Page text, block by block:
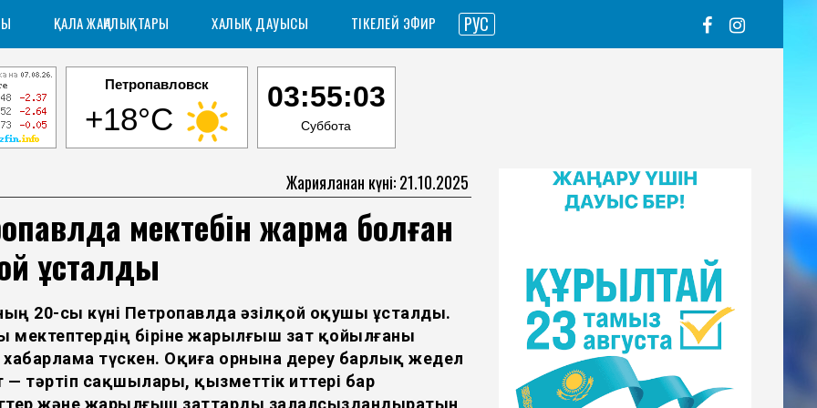
ҚАЛА ЖАҢАЛЫҚТАРЫ ХАЛЫҚ ДАУЫСЫ ТІКЕЛЕЙ ЭФИР РУС
Петропавловск
+18°C
03:55:04
Суббота
Жарияланған күні: 21.10.2025
мектебін жармақ болған
ұсталды
20-сы күні Петропавлда әзілқой оқушы ұсталды.
мектептердің біріне жарылғыш зат қойылғаны
түскен. Оқиға орнына дереу барлық жедел
тәртіп сақшылары, қызметтік иттері бар